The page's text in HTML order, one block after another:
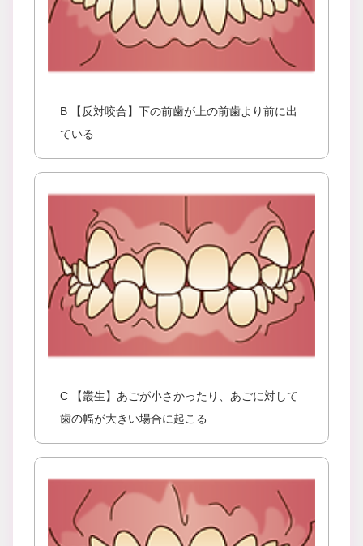
B 【反対咬合】下の前歯が上の前歯より前に出
ている
C 【叢生】あごが小さかったり、あごに対して
歯の幅が大きい場合に起こる